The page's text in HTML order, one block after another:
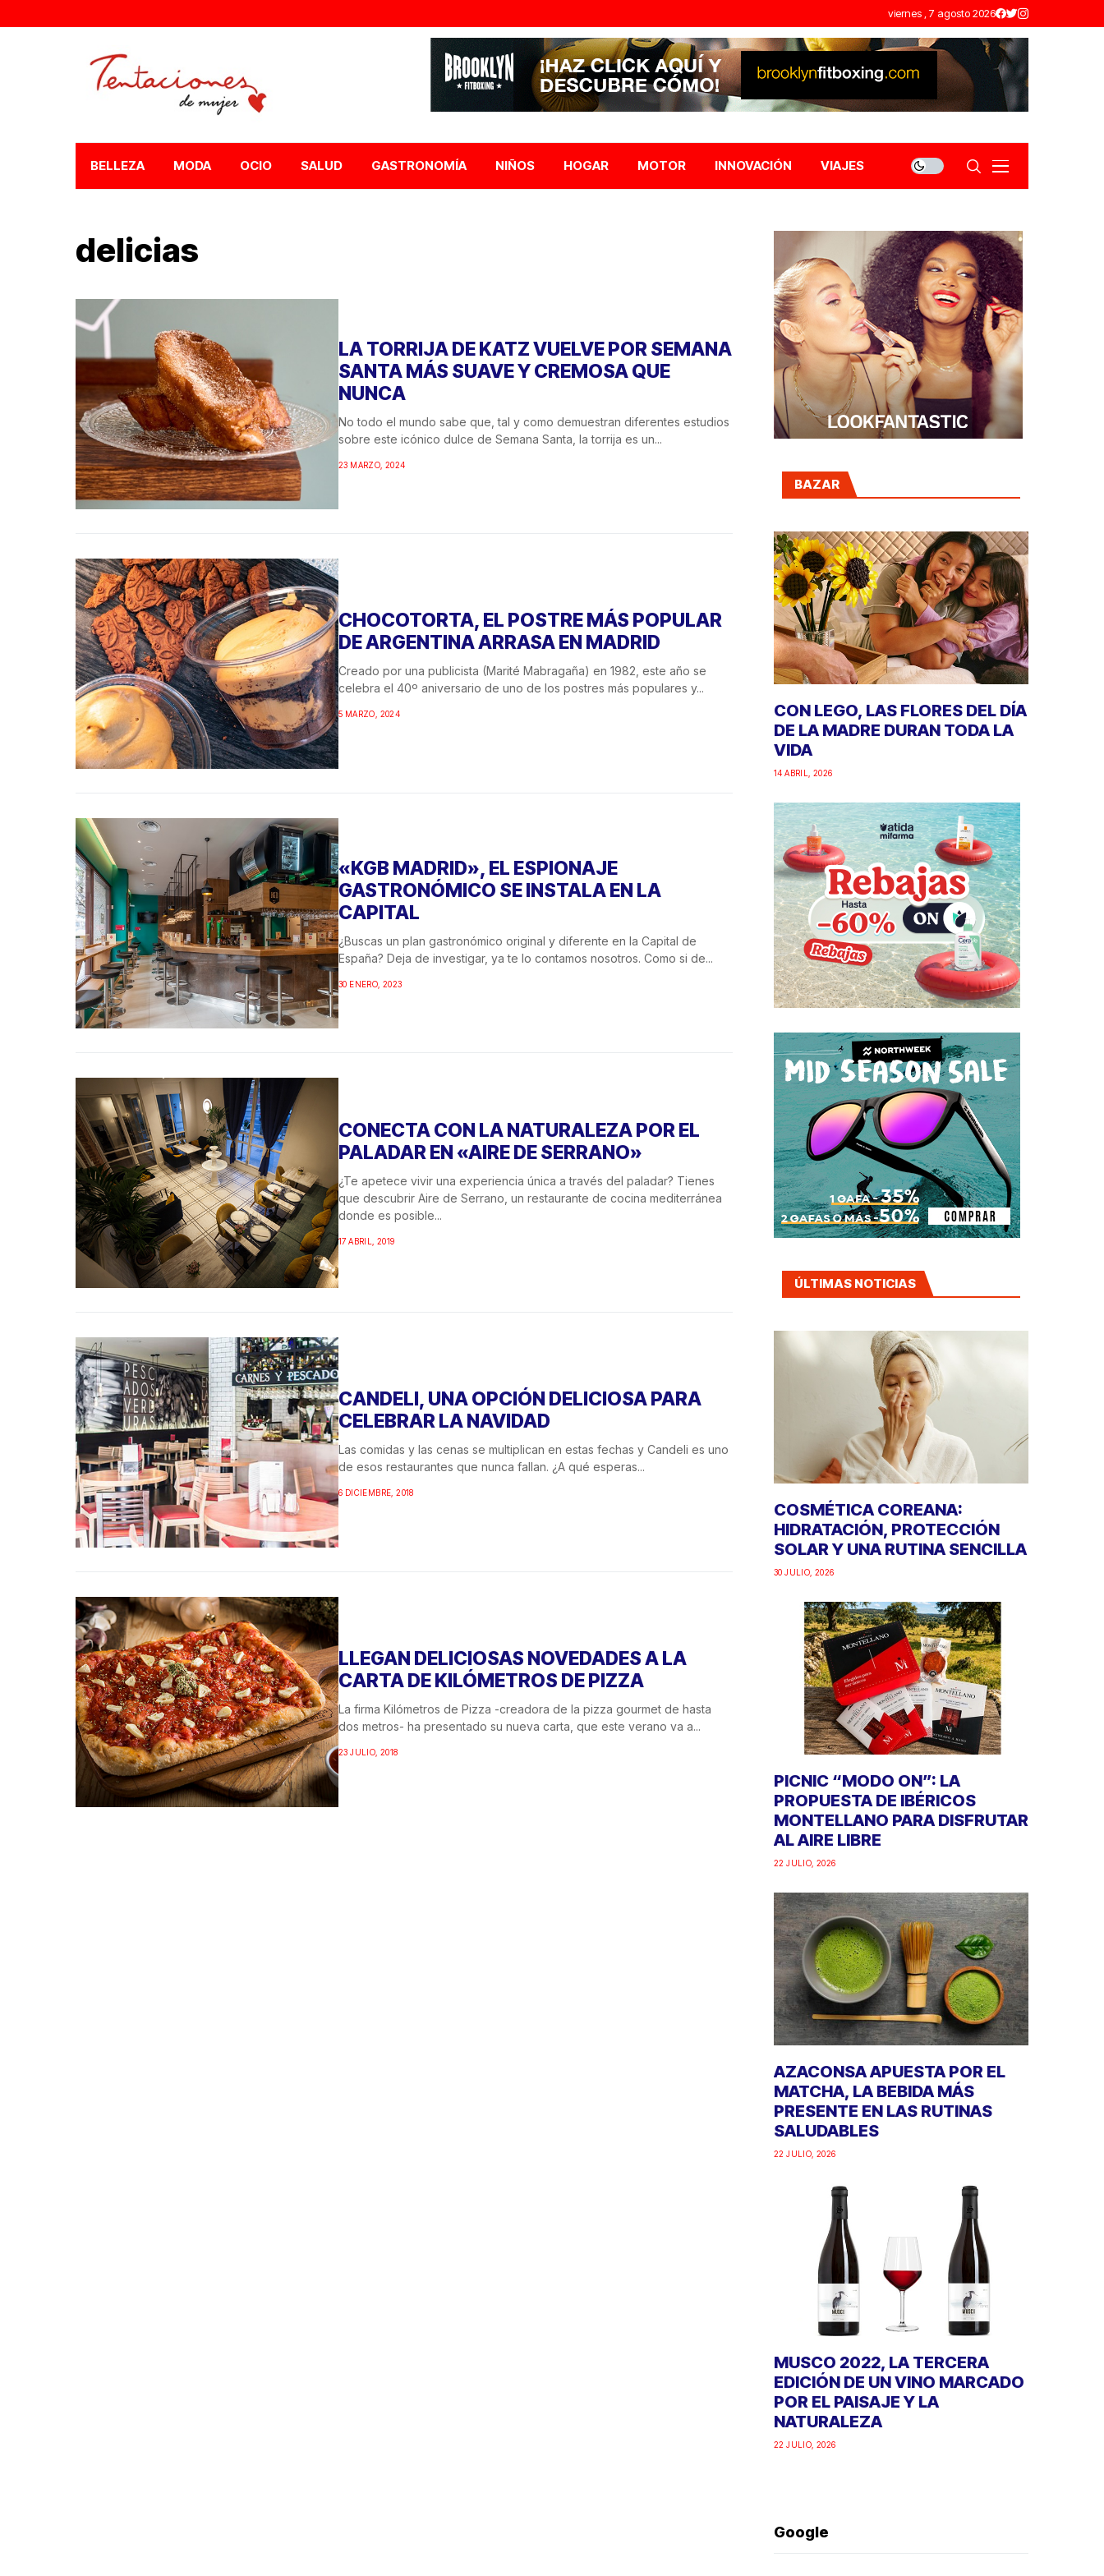
viernes , 7 agosto 2026
BELLEZA MODA OCIO SALUD GASTRONOMÍA NIÑOS HOGAR MOTOR INNOVACIÓN VIAJES
delicias
LA TORRIJA DE KATZ VUELVE POR SEMANA
SANTA MÁS SUAVE Y CREMOSA QUE
NUNCA
No todo el mundo sabe que, tal y como demuestran diferentes estudios
sobre este icónico dulce de Semana Santa, la torrija es un...
23 MARZO, 2024
CHOCOTORTA, EL POSTRE MÁS POPULAR
DE ARGENTINA ARRASA EN MADRID
Creado por una publicista (Marité Mabragaña) en 1982, este año se
celebra el 40º aniversario de uno de los postres más populares y...
5 MARZO, 2024
«KGB MADRID», EL ESPIONAJE
GASTRONÓMICO SE INSTALA EN LA
CAPITAL
¿Buscas un plan gastronómico original y diferente en la Capital de
España? Deja de investigar, ya te lo contamos nosotros. Como si de...
30 ENERO, 2023
CONECTA CON LA NATURALEZA POR EL
PALADAR EN «AIRE DE SERRANO»
¿Te apetece vivir una experiencia única a través del paladar? Tienes
que descubrir Aire de Serrano, un restaurante de cocina mediterránea
donde es posible...
17 ABRIL, 2019
CANDELI, UNA OPCIÓN DELICIOSA PARA
CELEBRAR LA NAVIDAD
Las comidas y las cenas se multiplican en estas fechas y Candeli es uno
de esos restaurantes que nunca fallan. ¿A qué esperas...
6 DICIEMBRE, 2018
LLEGAN DELICIOSAS NOVEDADES A LA
CARTA DE KILÓMETROS DE PIZZA
La firma Kilómetros de Pizza -creadora de la pizza gourmet de hasta
dos metros- ha presentado su nueva carta, que este verano va a...
23 JULIO, 2018
BAZAR
CON LEGO, LAS FLORES DEL DÍA
DE LA MADRE DURAN TODA LA
VIDA
14 ABRIL, 2026
ÚLTIMAS NOTICIAS
COSMÉTICA COREANA:
HIDRATACIÓN, PROTECCIÓN
SOLAR Y UNA RUTINA SENCILLA
30 JULIO, 2026
PICNIC “MODO ON”: LA
PROPUESTA DE IBÉRICOS
MONTELLANO PARA DISFRUTAR
AL AIRE LIBRE
22 JULIO, 2026
AZACONSA APUESTA POR EL
MATCHA, LA BEBIDA MÁS
PRESENTE EN LAS RUTINAS
SALUDABLES
22 JULIO, 2026
MUSCO 2022, LA TERCERA
EDICIÓN DE UN VINO MARCADO
POR EL PAISAJE Y LA
NATURALEZA
22 JULIO, 2026
Google